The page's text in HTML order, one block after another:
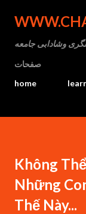
وشادابی جامعه
صفحات
home
Không
Những
Thế Này...